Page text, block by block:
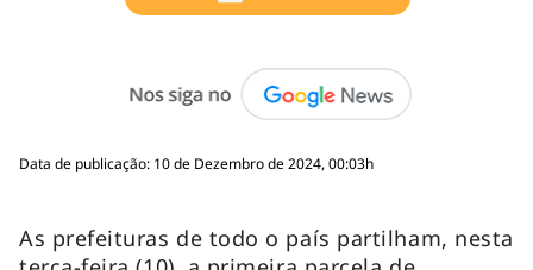
Data de publicação: 10 de Dezembro de 2024, 00:03h
As prefeituras de todo o país partilham, nesta